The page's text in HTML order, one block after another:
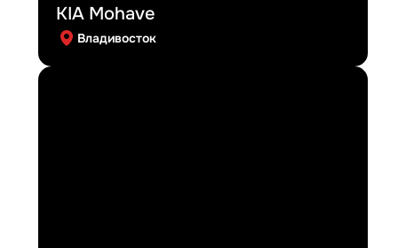
KIA Mohave
Владивосток